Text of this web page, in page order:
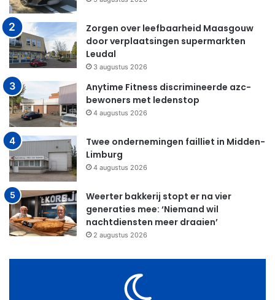
Zorgen over leefbaarheid Maasgouw
door verplaatsingen supermarkten
Leudal
3 augustus 2026
Anytime Fitness discrimineerde azc-
bewoners met ledenstop
4 augustus 2026
Twee ondernemingen failliet in Midden-
Limburg
4 augustus 2026
Weerter bakkerij stopt er na vier
generaties mee: ‘Niemand wil
nachtdiensten meer draaien’
2 augustus 2026